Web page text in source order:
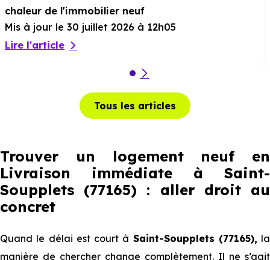
chaleur de l'immobilier neuf
Mis à jour le 30 juillet 2026 à 12h05
Lire l'article
Tous les articles
Trouver un logement neuf en
Livraison immédiate à Saint-
Soupplets (77165) : aller droit au
concret
Quand le délai est court à Saint-Soupplets (77165), la
manière de chercher change complètement. Il ne s’agit